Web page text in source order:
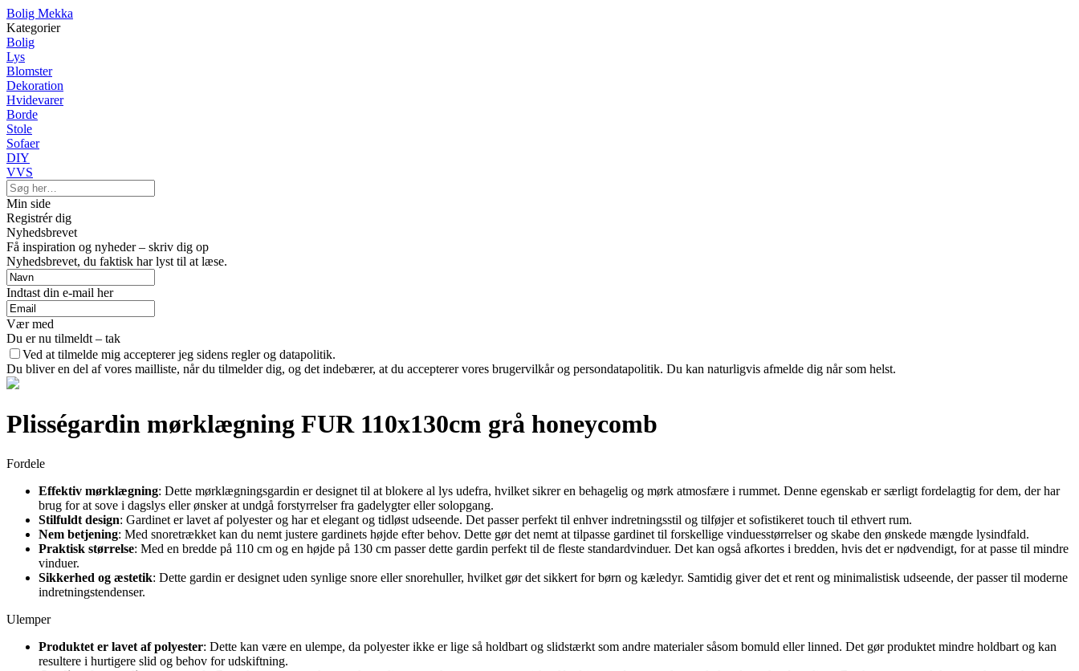
Bolig Mekka
Kategorier
Bolig
Lys
Blomster
Dekoration
Hvidevarer
Borde
Stole
Sofaer
DIY
VVS
Min side
Registrér dig
Nyhedsbrevet
Få inspiration og nyheder – skriv dig op
Nyhedsbrevet, du faktisk har lyst til at læse.
Indtast din e-mail her
Vær med
Du er nu tilmeldt – tak
Ved at tilmelde mig accepterer jeg sidens regler og datapolitik.
Du bliver en del af vores mailliste, når du tilmelder dig, og det indebærer, at du accepterer vores brugervilkår og persondatapolitik. Du kan naturligvis afmelde dig når som helst.
Plisségardin mørklægning FUR 110x130cm grå honeycomb
Fordele
Effektiv mørklægning: Dette mørklægningsgardin er designet til at blokere al lys udefra, hvilket sikrer en behagelig og mørk atmosfære i rummet. Denne egenskab er særligt fordelagtig for dem, der har
brug for at sove i dagslys eller ønsker at undgå forstyrrelser fra gadelygter eller solopgang.
Stilfuldt design: Gardinet er lavet af polyester og har et elegant og tidløst udseende. Det passer perfekt til enhver indretningsstil og tilføjer et sofistikeret touch til ethvert rum.
Nem betjening: Med snoretrækket kan du nemt justere gardinets højde efter behov. Dette gør det nemt at tilpasse gardinet til forskellige vinduesstørrelser og skabe den ønskede mængde lysindfald.
Praktisk størrelse: Med en bredde på 110 cm og en højde på 130 cm passer dette gardin perfekt til de fleste standardvinduer. Det kan også afkortes i bredden, hvis det er nødvendigt, for at passe til mindre
vinduer.
Sikkerhed og æstetik: Dette gardin er designet uden synlige snore eller snorehuller, hvilket gør det sikkert for børn og kæledyr. Samtidig giver det et rent og minimalistisk udseende, der passer til moderne
indretningstendenser.
Ulemper
Produktet er lavet af polyester: Dette kan være en ulempe, da polyester ikke er lige så holdbart og slidstærkt som andre materialer såsom bomuld eller linned. Det gør produktet mindre holdbart og kan
resultere i hurtigere slid og behov for udskiftning.